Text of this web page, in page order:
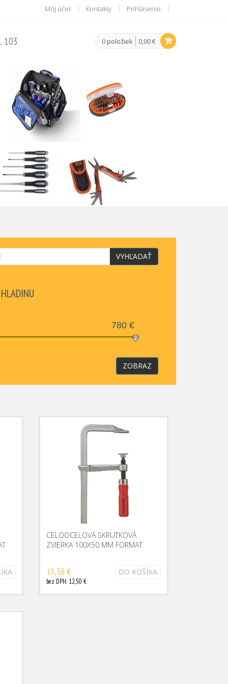
Môj účet Kontakty Prihlásenie
0 položiek 0,00 €
103
VYHĽADAŤ
780 €
ZOBRAZ
CELOOCEĽOVÁ SKRUTKOVÁ
ZVIERKA 100X50 MM FORMAT
15,38 €
bez DPH: 12,50 €
DO KOŠÍKA